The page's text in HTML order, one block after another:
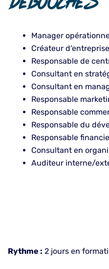
Manager
Créateur d’entreprise
Responsable de
Consultant en
Consultant en
Responsable
Responsable
Responsable du
Responsable
Consultant en
Auditeur interne/
Rythme : 2 jours en